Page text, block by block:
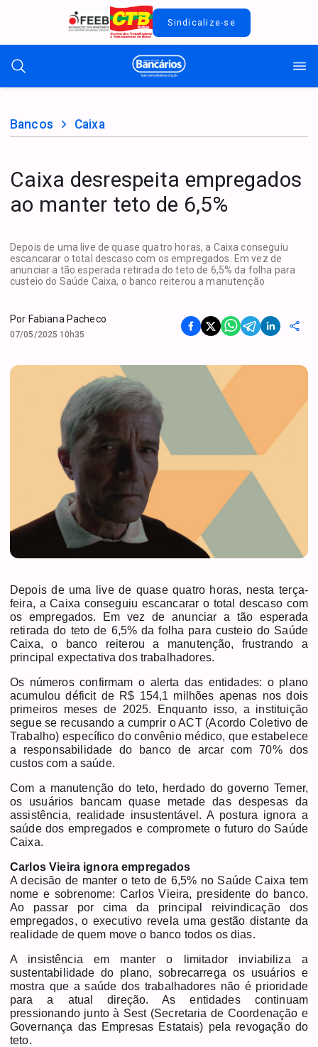
Sindicalize-se
Bancos Caixa
Caixa desrespeita empregados
ao manter teto de 6,5%
Depois de uma live de quase quatro horas, a Caixa conseguiu
escancarar o total descaso com os empregados. Em vez de
anunciar a tão esperada retirada do teto de 6,5% da folha para
custeio do Saúde Caixa, o banco reiterou a manutenção
Por Fabiana Pacheco
07/05/2025 10h35
Depois de uma live de quase quatro horas, nesta terça-
feira, a Caixa conseguiu escancarar o total descaso com
os empregados. Em vez de anunciar a tão esperada
retirada do teto de 6,5% da folha para custeio do Saúde
Caixa, o banco reiterou a manutenção, frustrando a
principal expectativa dos trabalhadores.
Os números confirmam o alerta das entidades: o plano
acumulou déficit de R$ 154,1 milhões apenas nos dois
primeiros meses de 2025. Enquanto isso, a instituição
segue se recusando a cumprir o ACT (Acordo Coletivo de
Trabalho) específico do convênio médico, que estabelece
a responsabilidade do banco de arcar com 70% dos
custos com a saúde.
Com a manutenção do teto, herdado do governo Temer,
os usuários bancam quase metade das despesas da
assistência, realidade insustentável. A postura ignora a
saúde dos empregados e compromete o futuro do Saúde
Caixa.
Carlos Vieira ignora empregados
A decisão de manter o teto de 6,5% no Saúde Caixa tem
nome e sobrenome: Carlos Vieira, presidente do banco.
Ao passar por cima da principal reivindicação dos
empregados, o executivo revela uma gestão distante da
realidade de quem move o banco todos os dias.
A insistência em manter o limitador inviabiliza a
sustentabilidade do plano, sobrecarrega os usuários e
mostra que a saúde dos trabalhadores não é prioridade
para a atual direção. As entidades continuam
pressionando junto à Sest (Secretaria de Coordenação e
Governança das Empresas Estatais) pela revogação do
teto.